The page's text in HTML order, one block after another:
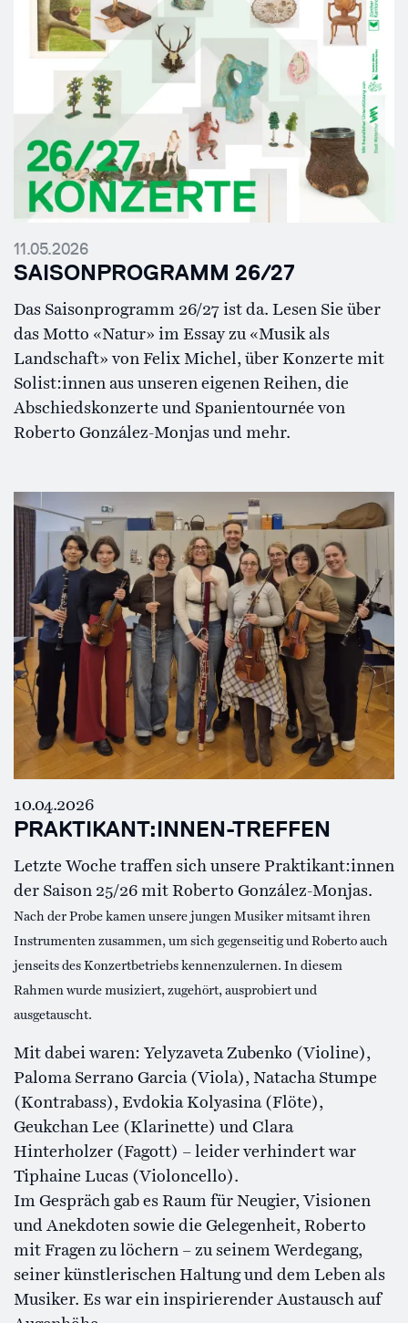
11.05.2026
SAISONPROGRAMM 26/27
Das Saisonprogramm 26/27 ist da. Lesen Sie über
das Motto «Natur» im Essay zu «Musik als
Landschaft» von Felix Michel, über Konzerte mit
Solist:innen aus unseren eigenen Reihen, die
Abschiedskonzerte und Spanientournée von
Roberto González-Monjas und mehr.
10.04.2026
PRAKTIKANT:INNEN-TREFFEN
Letzte Woche traffen sich unsere Praktikant:innen
der Saison 25/26 mit Roberto González-Monjas.
Nach der Probe kamen unsere jungen Musiker mitsamt ihren
Instrumenten zusammen, um sich gegenseitig und Roberto auch
jenseits des Konzertbetriebs kennenzulernen. In diesem
Rahmen wurde musiziert, zugehört, ausprobiert und
ausgetauscht.
Mit dabei waren: Yelyzaveta Zubenko (Violine),
Paloma Serrano Garcia (Viola), Natacha Stumpe
(Kontrabass), Evdokia Kolyasina (Flöte),
Geukchan Lee (Klarinette) und Clara
Hinterholzer (Fagott) – leider verhindert war
Tiphaine Lucas (Violoncello).
Im Gespräch gab es Raum für Neugier, Visionen
und Anekdoten sowie die Gelegenheit, Roberto
mit Fragen zu löchern – zu seinem Werdegang,
seiner künstlerischen Haltung und dem Leben als
Musiker. Es war ein inspirierender Austausch auf